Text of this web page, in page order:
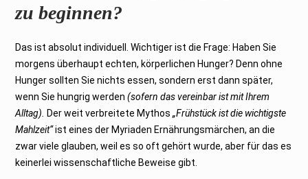
zu beginnen?
Das ist absolut individuell. Wichtiger ist die Frage: Haben Sie
morgens überhaupt echten, körperlichen Hunger? Denn ohne
Hunger sollten Sie nichts essen, sondern erst dann später,
wenn Sie hungrig werden(sofern das vereinbar ist mit Ihrem
Alltag).
Der weit verbreitete Mythos„Frühstück ist die wichtigste
Mahlzeit“ist eines der Myriaden Ernährungsmärchen, an die
zwar viele glauben, weil es so oft gehört wurde, aber für das es
keinerlei wissenschaftliche Beweise gibt.